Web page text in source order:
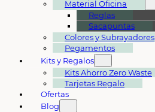
Material Oficina
Reglas
Sacapuntas
Colores y Subrayadores
Pegamentos
Kits y Regalos
Kits Ahorro Zero Waste
Tarjetas Regalo
Ofertas
Blog